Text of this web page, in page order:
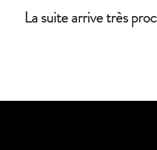
La suite arrive très